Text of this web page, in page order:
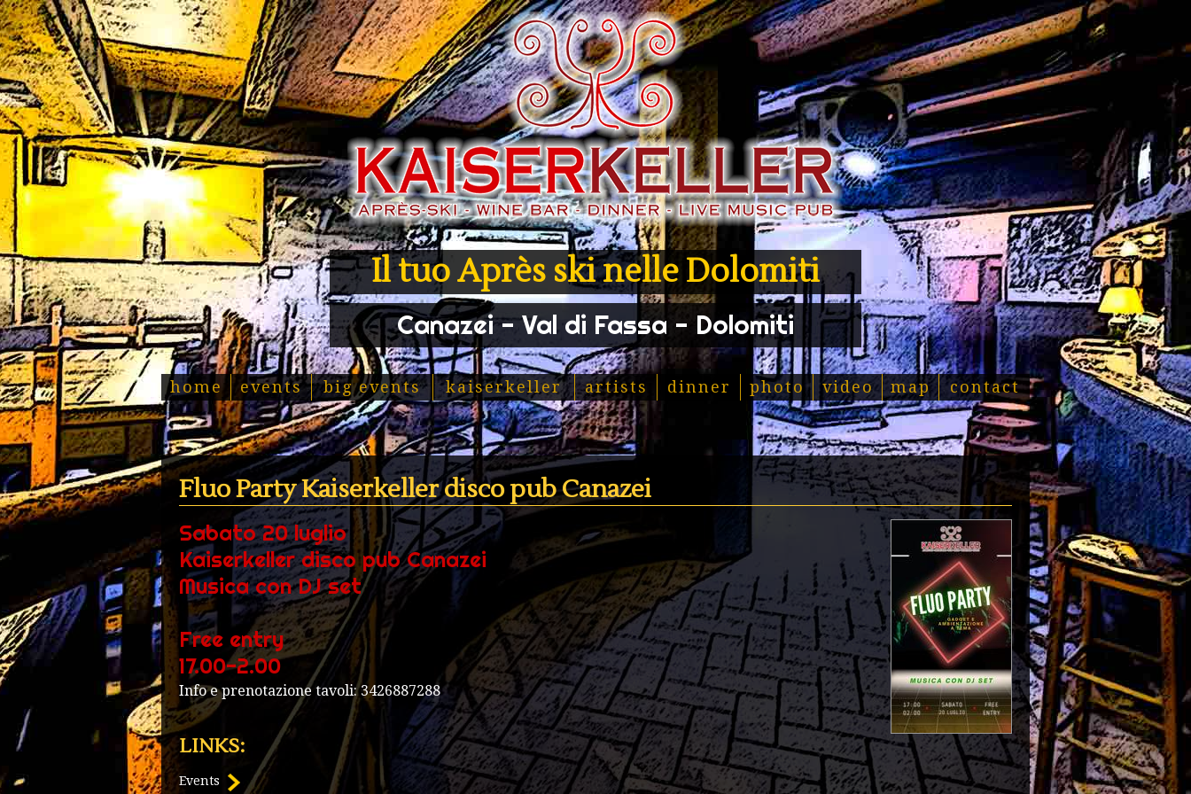
Il tuo Après ski nelle Dolomiti
Canazei - Val di Fassa - Dolomiti
home events big events kaiserkeller artists dinner photo video map contact
Fluo Party Kaiserkeller disco pub Canazei
Sabato 20 luglio
Kaiserkeller disco pub Canazei
Musica con DJ set
Free entry
17.00-2.00
Info e prenotazione tavoli: 3426887288
LINKS:
Events